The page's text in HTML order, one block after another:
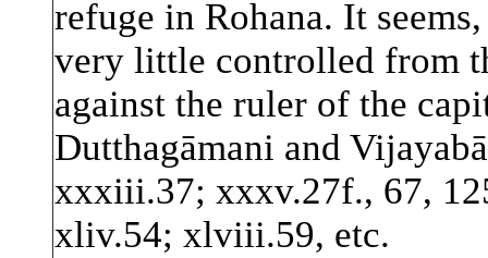
refuge in Rohana. It
very little controlled from
against the ruler of the
Dutthagāmani and
xxxiii.37; xxxv.27f., 67,
xliv.54; xlviii.59, etc.